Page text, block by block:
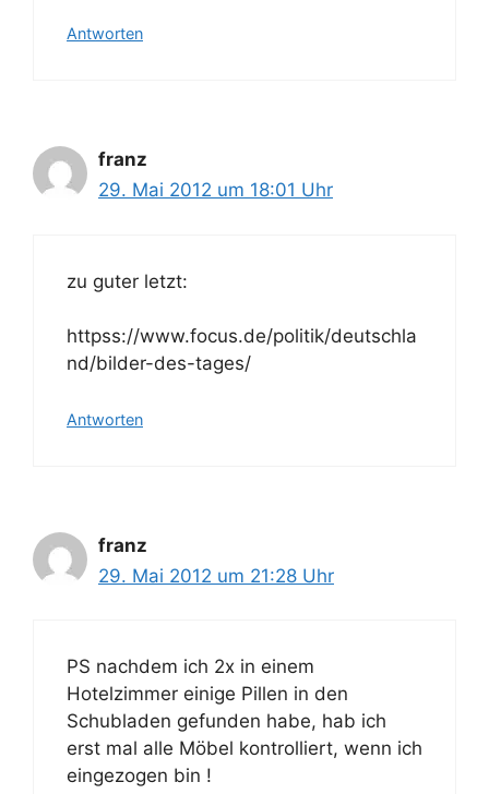
Antworten
franz
29. Mai 2012 um 18:01 Uhr
zu guter letzt:
httpss://www.focus.de/politik/deutschla
nd/bilder-des-tages/
Antworten
franz
29. Mai 2012 um 21:28 Uhr
PS nachdem ich 2x in einem
Hotelzimmer einige Pillen in den
Schubladen gefunden habe, hab ich
erst mal alle Möbel kontrolliert, wenn ich
eingezogen bin !